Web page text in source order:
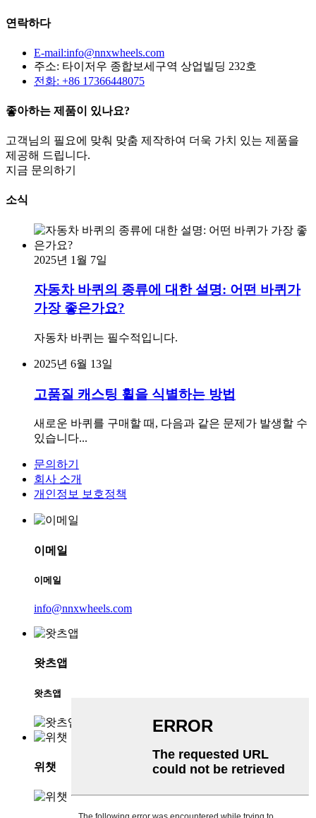
연락하다
E-mail:info@nnxwheels.com
주소: 타이저우 종합보세구역 상업빌딩 232호
전화: +86 17366448075
좋아하는 제품이 있나요?
고객님의 필요에 맞춰 맞춤 제작하여 더욱 가치 있는 제품을
제공해 드립니다.
지금 문의하기
소식
2025년 1월 7일
자동차 바퀴의 종류에 대한 설명: 어떤 바퀴가
가장 좋은가요?
자동차 바퀴는 필수적입니다.
2025년 6월 13일
고품질 캐스팅 휠을 식별하는 방법
새로운 바퀴를 구매할 때, 다음과 같은 문제가 발생할 수
있습니다...
문의하기
회사 소개
개인정보 보호정책
이메일
이메일
info@nnxwheels.com
왓츠앱
왓츠앱
위챗